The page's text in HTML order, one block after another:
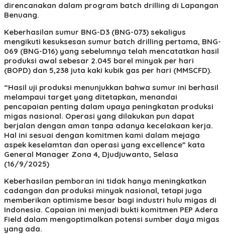
direncanakan dalam program batch drilling di Lapangan
Benuang.
Keberhasilan sumur BNG-D3 (BNG-073) sekaligus
mengikuti kesuksesan sumur batch drilling pertama, BNG-
069 (BNG-D16) yang sebelumnya telah mencatatkan hasil
produksi awal sebesar 2.045 barel minyak per hari
(BOPD) dan 5,238 juta kaki kubik gas per hari (MMSCFD).
“Hasil uji produksi menunjukkan bahwa sumur ini berhasil
melampaui target yang ditetapkan, menandai
pencapaian penting dalam upaya peningkatan produksi
migas nasional. Operasi yang dilakukan pun dapat
berjalan dengan aman tanpa adanya kecelakaan kerja.
Hal ini sesuai dengan komitmen kami dalam mejaga
aspek keselamtan dan operasi yang excellence” kata
General Manager Zona 4, Djudjuwanto, Selasa
(16/9/2025)
Keberhasilan pemboran ini tidak hanya meningkatkan
cadangan dan produksi minyak nasional, tetapi juga
memberikan optimisme besar bagi industri hulu migas di
Indonesia. Capaian ini menjadi bukti komitmen PEP Adera
Field dalam mengoptimalkan potensi sumber daya migas
yang ada.